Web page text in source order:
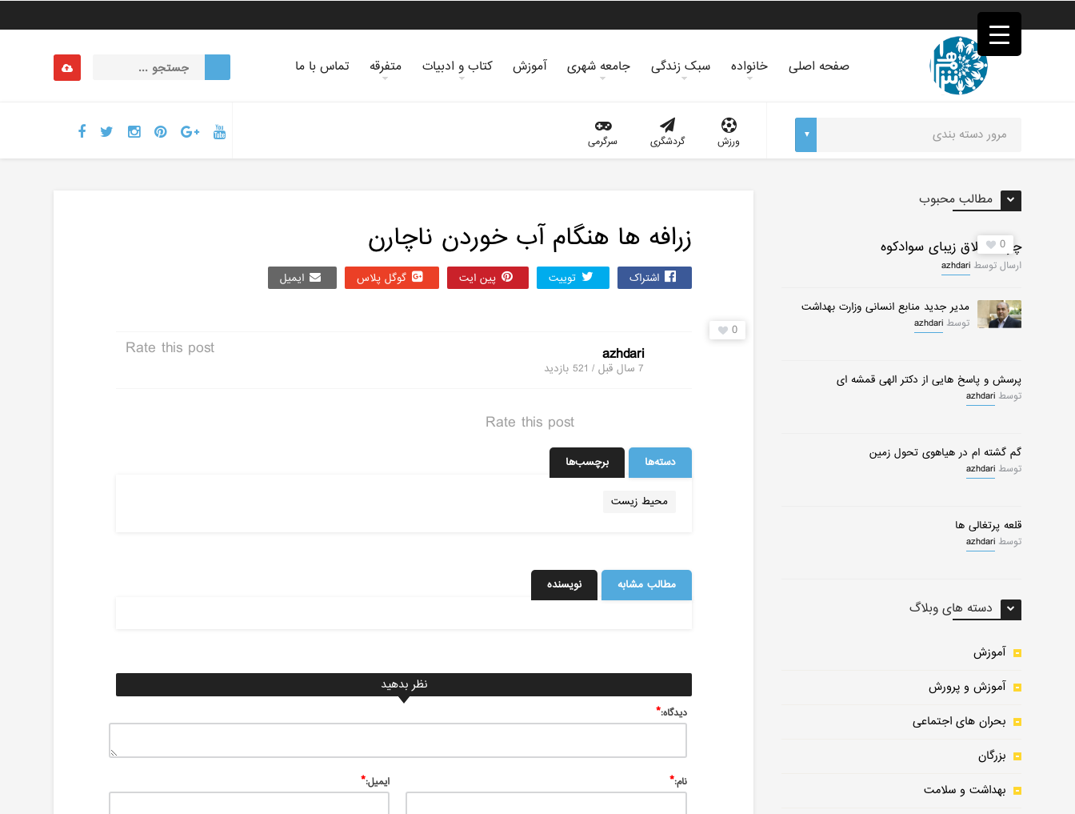
خون
صفحه اصلی خانواده سبک زندگی جامعه شهری آموزش کتاب و ادبیات متفرقه تماس با ما
ورزش گردشگری سرگرمی
زرافه ها هنگام آب خوردن ناچارن
اشتراک توییت پین ایت گوگل‌ پلاس ایمیل
0
azhdari
7 سال قبل / 521 بازدید
Rate this post
Rate this post
دسته‌ها برچسب‌ها
محیط زیست
مطالب مشابه نویسنده
نظر بدهید
ديدگاه:*
نام:* ایمیل:*
مطالب محبوب
0
چرات ییلاق زیبای سوادکوه
ارسال توسط azhdari
مدیر جدید منابع انسانی وزارت بهداشت
توسط azhdari
پرسش و پاسخ هایی از دکتر الهی قمشه ای
توسط azhdari
گم گشته ام در هیاهوی تحول زمین
توسط azhdari
قلعه پرتغالی ها
توسط azhdari
دسته های وبلاگ
آموزش
آموزش و پرورش
بحران های اجتماعی
بزرگان
بهداشت و سلامت